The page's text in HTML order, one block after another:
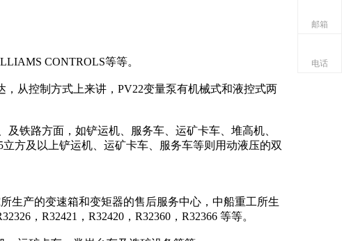
CONTROLS等等。
从控制方式上来讲，PV22变量泵有机械式和液控式两
铁路方面，如铲运机、服务车、运矿卡车、堆高机、
方及以上铲运机、运矿卡车、服务车等则用动液压的双
生产的变速箱和变矩器的售后服务中心，中船重工所生
，R32421，R32420，R32360，R32366 等等。
邮箱
电话